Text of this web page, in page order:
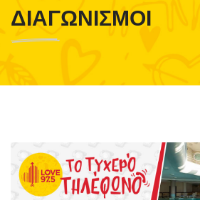
ΔΙΑΓΩΝΙΣΜΟΙ